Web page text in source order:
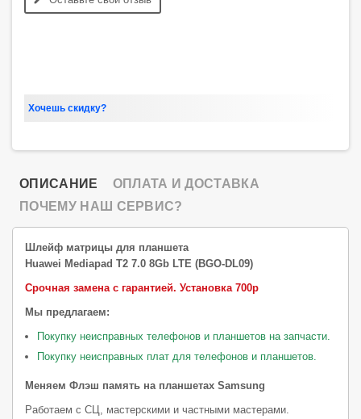
Хочешь скидку?
ОПИСАНИЕ
ОПЛАТА И ДОСТАВКА
ПОЧЕМУ НАШ СЕРВИС?
Шлейф матрицы для планшета
Huawei Mediapad T2 7.0 8Gb LTE (BGO-DL09)
Срочная замена с гарантией. Установка 700р
Мы предлагаем:
Покупку неисправных телефонов и планшетов на запчасти.
Покупку неисправных плат для телефонов и планшетов.
Меняем Флэш память на планшетах Samsung
Работаем с СЦ, мастерскими и частными мастерами.